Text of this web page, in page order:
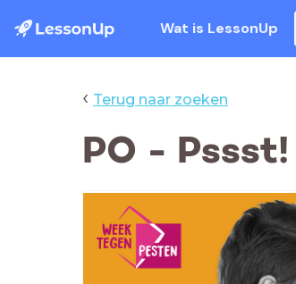
Wat is LessonUp
‹ Terug naar zoeken
PO - Pssst!